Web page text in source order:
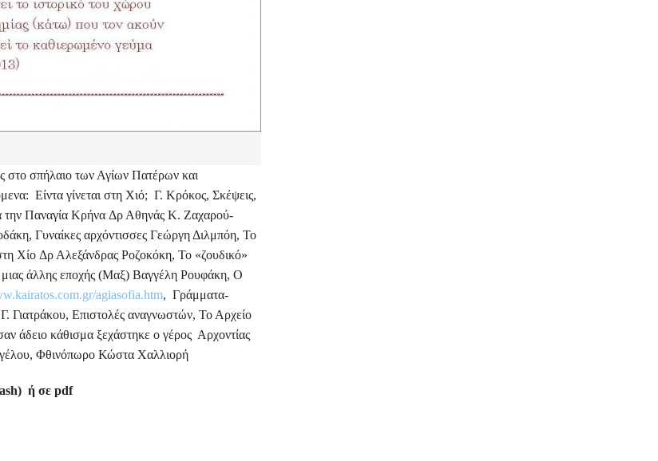
στο σπήλαιο των Αγίων Πατέρων και
Είντα γίνεται στη Χιό; Γ. Κρόκος, Σκέψεις,
την Παναγία Κρήνα Δρ Αθηνάς Κ. Ζαχαρού-
Γυναίκες αρχόντισσες Γεώργη Διλμπόη, Το
Χίο Δρ Αλεξάνδρας Ροζοκόκη, Το «ζουδικό»
άλλης εποχής (Μαξ) Βαγγέλη Ρουφάκη, Ο
agiasofia.htm, Γράμματα-
Γιατράκου, Επιστολές αναγνωστών, Το Αρχείο
άδειο κάθισμα ξεχάστηκε ο γέρος Αρχοντίας
Φθινόπωρο Κώστα Χαλλιορή
ή σε pdf